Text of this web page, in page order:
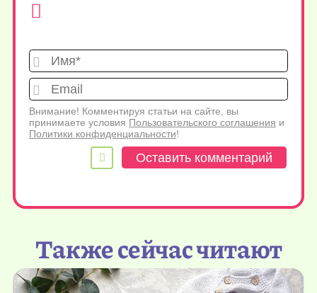
Имя*
Внимание! Комментируя статьи на сайте, вы
принимаете условия Пользовательского соглашения и
Политики конфиденциальности!
Также сейчас читают